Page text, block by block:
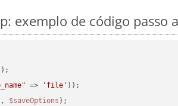
exemplo de código passo
=> 'file'
, $saveOptions